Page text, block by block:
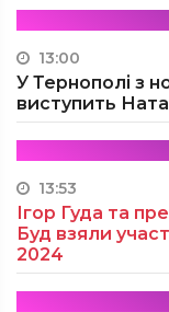
13:00
У Тернополі з
виступить
13:53
Ігор Гуда та
Буд взяли
2024